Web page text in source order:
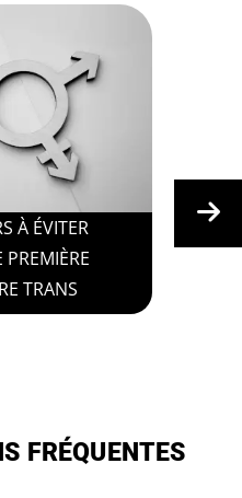
À ÉVITER
PREMIÈRE
TRANS
FRÉQUENTES